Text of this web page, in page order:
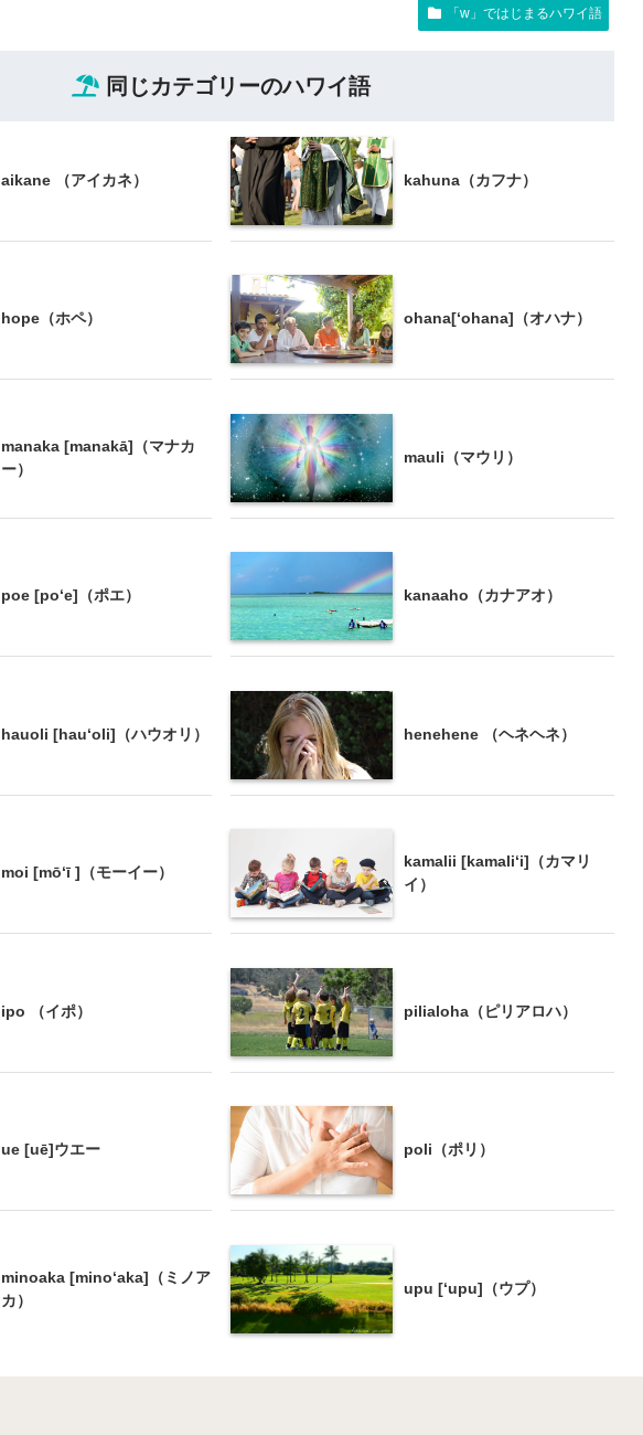
「w」ではじまるハワイ語
同じカテゴリーのハワイ語
aikane （アイカネ） kahuna（カフナ）
hope（ホペ） ohana[‘ohana]（オハナ）
manaka [manakā]（マナカ
ー）
mauli（マウリ）
poe [po‘e]（ポエ） kanaaho（カナアオ）
hauoli [hau‘oli]（ハウオリ） henehene （ヘネヘネ）
moi [mōʻī ]（モーイー）
kamalii [kamali‘i]（カマリ
イ）
ipo （イポ） pilialoha（ピリアロハ）
ue [uē]ウエー poli（ポリ）
minoaka [mino‘aka]（ミノア
カ）
upu [‘upu]（ウプ）